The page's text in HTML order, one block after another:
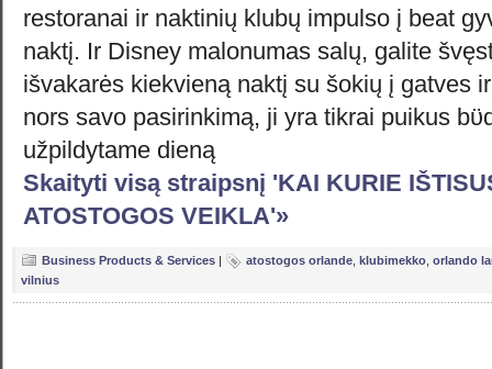
restoranai ir naktinių klubų impulso į beat
naktį. Ir Disney malonumas salų, galite
išvakarės kiekvieną naktį su šokių į gatves
nors savo pasirinkimą, ji yra tikrai puikus
užpildytame dieną
Skaityti visą straipsnį 'KAI KURIE
ATOSTOGOS VEIKLA'»
Business Products & Services | atostogos orlande klubimekko orlando
vilnius